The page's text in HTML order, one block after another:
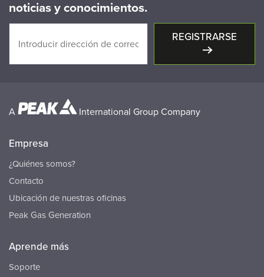
noticias y conocimientos.
REGISTRARSE
A International Group Company
Empresa
¿Quiénes somos?
Contacto
Ubicación de nuestras oficinas
Peak Gas Generation
Aprende más
Soporte